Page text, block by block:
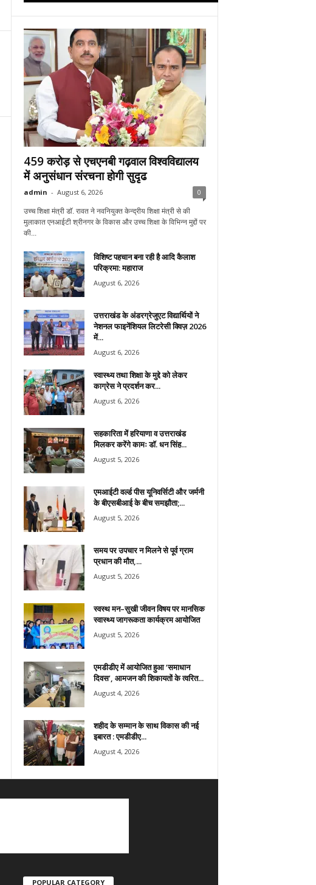
459 करोड़ से एचएनबी गढ़वाल विश्वविद्यालय
में अनुसंधान संरचना होगी सुदृढ
admin - August 6, 2026 0
उच्च शिक्षा मंत्री डाॅ. रावत ने नवनियुक्त केन्द्रीय शिक्षा मंत्री से की
मुलाकात एनआईटी श्रीनगर के विकास और उच्च शिक्षा के विभिन्न मुद्दों पर
की...
विशिष्ट पहचान बना रही है आदि कैलाश
परिक्रमा: महाराज
August 6, 2026
उत्तराखंड के अंडरग्रेजुएट विद्यार्थियों ने
नेशनल फाइनेंशियल लिटरेसी क्विज़ 2026
में...
August 6, 2026
स्वास्थ्य तथा शिक्षा के मुद्दे को लेकर
काग्रेस ने प्रदर्शन कर...
August 6, 2026
सहकारिता में हरियाणा व उत्तराखंड
मिलकर करेंगे कामः डाॅ. धन सिंह...
August 5, 2026
एमआईटी वर्ल्ड पीस यूनिवर्सिटी और जर्मनी
के बीएसबीआई के बीच समझौता;...
August 5, 2026
समय पर उपचार न मिलने से पूर्व ग्राम
प्रधान की मौत,...
August 5, 2026
स्वस्थ मन–सुखी जीवन विषय पर मानसिक
स्वास्थ्य जागरूकता कार्यक्रम आयोजित
August 5, 2026
एमडीडीए में आयोजित हुआ ‘समाधान
दिवस’, आमजन की शिकायतों के त्वरित...
August 4, 2026
शहीद के सम्मान के साथ विकास की नई
इबारत : एमडीडीए...
August 4, 2026
POPULAR CATEGORY